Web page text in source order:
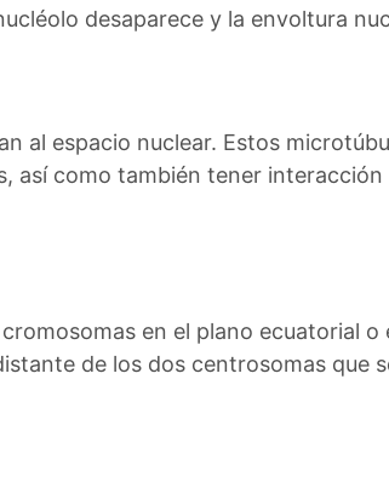
desaparece y la envoltura
al espacio nuclear. Estos
así como también tener
en el plano ecuatorial o
de los dos centrosomas que